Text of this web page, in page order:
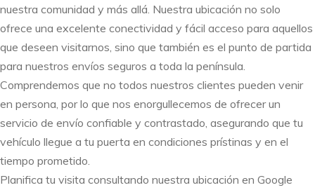
nuestra comunidad y más allá. Nuestra ubicación no solo
ofrece una excelente conectividad y fácil acceso para aquellos
que deseen visitarnos, sino que también es el punto de partida
para nuestros envíos seguros a toda la península.
Comprendemos que no todos nuestros clientes pueden venir
en persona, por lo que nos enorgullecemos de ofrecer un
servicio de envío confiable y contrastado, asegurando que tu
vehículo llegue a tu puerta en condiciones prístinas y en el
tiempo prometido.
Planifica tu visita consultando nuestra ubicación en Google